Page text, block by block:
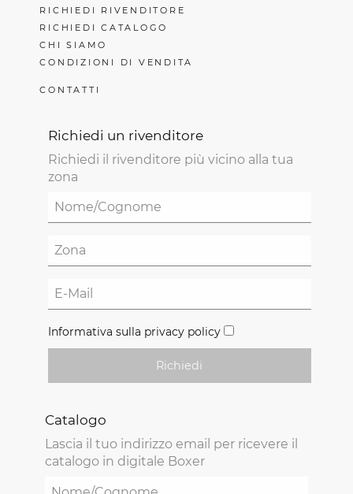
RICHIEDI RIVENDITORE
RICHIEDI CATALOGO
CHI SIAMO
CONDIZIONI DI VENDITA
CONTATTI
Richiedi un rivenditore
Richiedi il rivenditore più vicino alla tua
zona
Informativa sulla privacy policy
Richiedi
Catalogo
Lascia il tuo indirizzo email per ricevere il
catalogo in digitale Boxer